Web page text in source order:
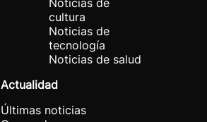
Noticias de
cultura
Noticias de
tecnología
Noticias de salud
Actualidad
Últimas noticias